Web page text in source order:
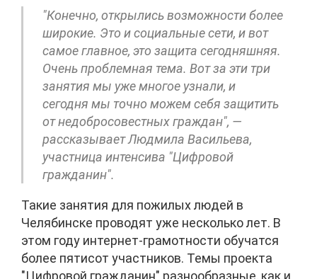
"Конечно, открылись возможности более
широкие. Это и социальные сети, и вот
самое главное, это защита сегодняшняя.
Очень проблемная тема. Вот за эти три
занятия мы уже многое узнали, и
сегодня мы точно можем себя защитить
от недобросовестных граждан", —
рассказывает Людмила Васильева,
участница интенсива "Цифровой
гражданин".
Такие занятия для пожилых людей в
Челябинске проводят уже несколько лет. В
этом году интернет-грамотности обучатся
более пятисот участников. Темы проекта
"Цифровой гражданин" разнообразные, как и